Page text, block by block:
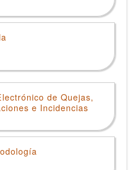
de Quejas,
e Incidencias